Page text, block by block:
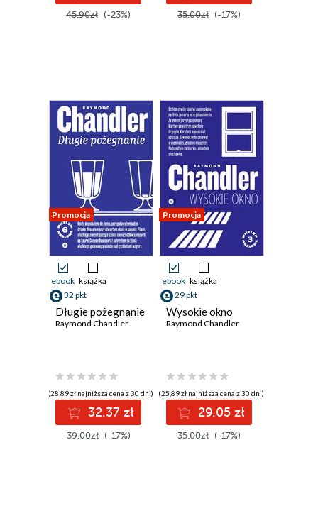
45.90zł (-23%) 35.00zł (-17%)
Promocja
ebook książka
32 pkt
Długie pożegnanie
Raymond Chandler
(28,89 zł najniższa cena z 30 dni)
32.37 zł
39.00zł (-17%)
Promocja
ebook książka
29 pkt
Wysokie okno
Raymond Chandler
(25,89 zł najniższa cena z 30 dni)
29.05 zł
35.00zł (-17%)